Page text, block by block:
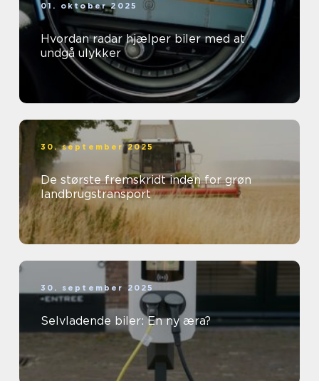
01. oktober 2025
Hvordan radar hjælper biler med at
undgå ulykker
30. september 2025
De største fremskridt inden for grøn
landbrugstransport
30. september 2025
Selvladende biler: En ny æra?